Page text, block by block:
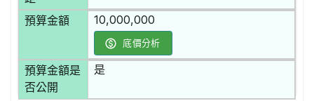
預算金額 10,000,000
底價分析
預算金額是
否公開
是